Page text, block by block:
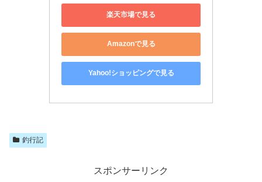
楽天市場で見る
Amazonで見る
Yahoo!ショッピングで見る
釣行記
スポンサーリンク